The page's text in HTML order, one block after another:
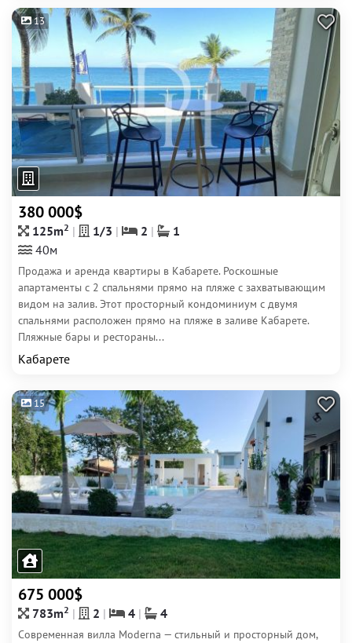
13
380 000$
125m2 1/3 2
1
40м
Продажа и аренда квартиры в Кабарете. Роскошные
апартаменты с 2 спальнями прямо на пляже с захватывающим
видом на залив. Этот просторный кондоминиум с двумя
спальнями расположен прямо на пляже в заливе Кабарете.
Пляжные бары и рестораны...
Кабарете
15
675 000$
783m2 2 4 4
Современная вилла Moderna — стильный и просторный дом,